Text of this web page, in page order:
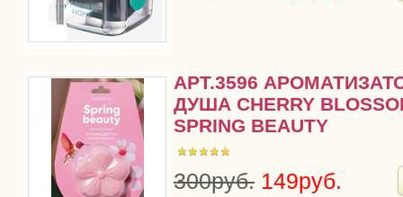
АРТ.3596
ДУША CHERRY
SPRING BEAUTY
300руб. 149руб.